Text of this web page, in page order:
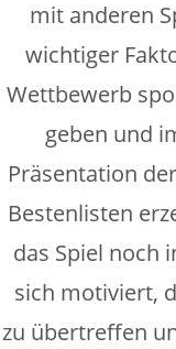
mit anderen
wichtiger
Wettbewerb
geben und
Präsentation
Bestenlisten
das Spiel noch
sich motiviert,
zu übertreffen